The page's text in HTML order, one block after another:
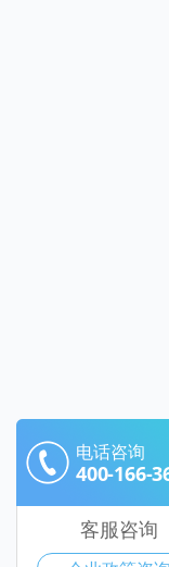
电话咨询
400-166-
客服咨询